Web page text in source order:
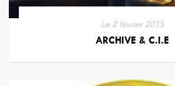
ARCHIVE & C.I.E
Le 2 février 2015